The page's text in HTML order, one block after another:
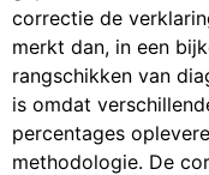
correctie de
merkt dan, in een
rangschikken van
is omdat
percentages
methodologie. De